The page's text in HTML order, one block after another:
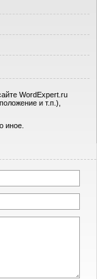
WordExpert.ru
и т.п.),
иное.